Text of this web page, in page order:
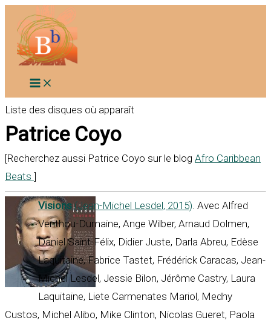
contenu
Liste des disques où apparaît
Patrice Coyo
[Recherchez aussi Patrice Coyo sur le blog Afro Caribbean
Beats ]
Visions(Jean-Michel Lesdel, 2015). Avec Alfred
Venthou-Dumaine, Ange Wilber, Arnaud Dolmen,
Daniel Saint-Félix, Didier Juste, Darla Abreu, Edèse
Laquitaine, Fabrice Tastet, Frédérick Caracas, Jean-
Michel Lesdel, Jessie Bilon, Jérôme Castry, Laura
Laquitaine, Liete Carmenates Mariol, Medhy
Custos, Michel Alibo, Mike Clinton, Nicolas Gueret, Paola